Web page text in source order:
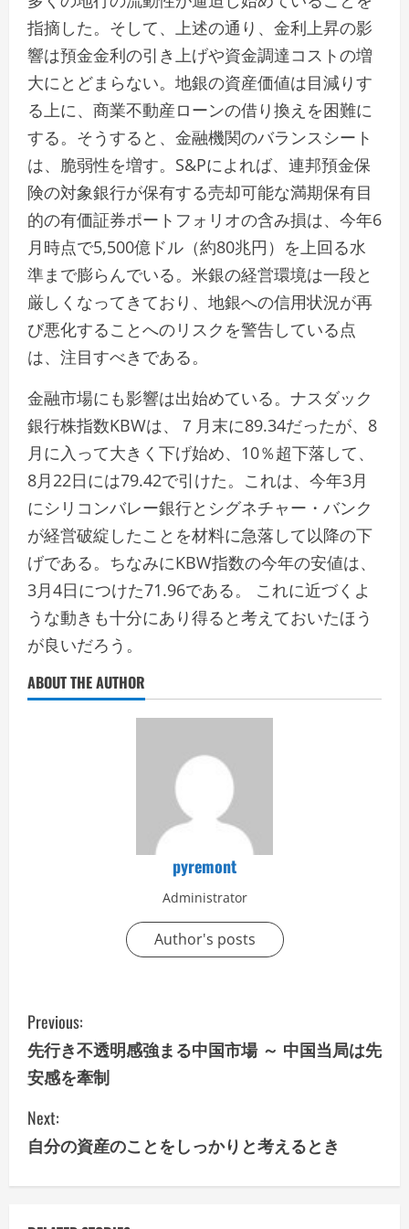
指摘した。そして、上述の通り、金利上昇の影
響は預金金利の引き上げや資金調達コストの増
大にとどまらない。地銀の資産価値は目減りす
る上に、商業不動産ローンの借り換えを困難に
する。そうすると、金融機関のバランスシート
は、脆弱性を増す。S&Pによれば、連邦預金保
険の対象銀行が保有する売却可能な満期保有目
的の有価証券ポートフォリオの含み損は、今年6
月時点で5,500億ドル（約80兆円）を上回る水
準まで膨らんでいる。米銀の経営環境は一段と
厳しくなってきており、地銀への信用状況が再
び悪化することへのリスクを警告している点
は、注目すべきである。
金融市場にも影響は出始めている。ナスダック
銀行株指数KBWは、７月末に89.34だったが、8
月に入って大きく下げ始め、10％超下落して、
8月22日には79.42で引けた。これは、今年3月
にシリコンバレー銀行とシグネチャー・バンク
が経営破綻したことを材料に急落して以降の下
げである。ちなみにKBW指数の今年の安値は、
3月4日につけた71.96である。 これに近づくよ
うな動きも十分にあり得ると考えておいたほう
が良いだろう。
ABOUT THE AUTHOR
pyremont
Administrator
Author's posts
C
o
n
t
i
Previous:
先行き不透明感強まる中国市場 ～ 中国当局は先
安感を牽制
Next:
自分の資産のことをしっかりと考えるとき